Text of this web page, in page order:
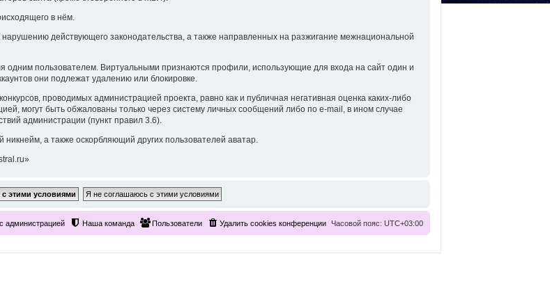
в нём.
действующего законодательства, а также направленных на разжигание межнациональной
одним пользователем. Виртуальными признаются профили, использующие для входа на сайт один и
они подлежат удалению или блокировке.
проводимых администрацией проекта, равно как и публичная негативная оценка каких-либо
могут быть обжалованы только через систему личных сообщений либо по e-mail, в ином случае
администрации (пункт правил 3.6).
а также оскорбляющий других пользователей аватар.
Часовой пояс: UTC+03:00
Удалить cookies конференции
Пользователи
Наша команда
администрацией